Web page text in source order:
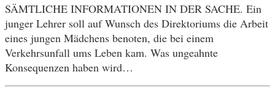
SÄMTLICHE INFORMATIONEN IN DER SACHE. Ein
junger Lehrer soll auf Wunsch des Direktoriums die Arbeit
eines jungen Mädchens benoten, die bei einem
Verkehrsunfall ums Leben kam. Was ungeahnte
Konsequenzen haben wird…